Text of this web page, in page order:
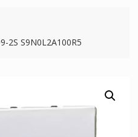
2S S9N0L2A100R5